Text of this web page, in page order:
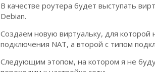
В качестве роутера будет выступать
Debian.
Создаем новую виртуальку, для
подключения NAT, а второй с типом
Следующим этопом, на котором я не